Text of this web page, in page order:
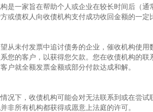
是一家旨在帮助个人或企业在较长时间后（
或债权人向收债机构支付成功收回金额的一定
从未付发票中追讨债务的企业，催收机构使
您的客户，以获得您欠款。您在收债机构的
户就全额发票金额或部分付款达成和解。
况下，收债机构可能会对无法联系到或在尝
非所有机构都获得或愿意上法庭的许可。